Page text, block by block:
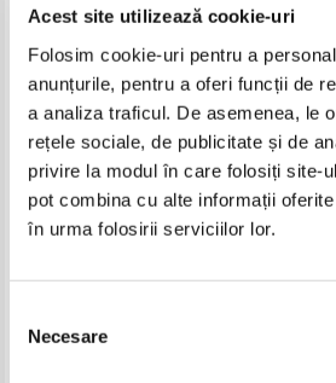
Acest site utilizează cookie-uri
Folosim cookie-uri pentru a
anunțurile, pentru a oferi funcții de
a analiza traficul. De asemenea, le
rețele sociale, de publicitate și de
privire la modul în care folosiți site-
pot combina cu alte informații
în urma folosirii serviciilor lor.
consimțământului
Necesare
Pret:18,00Lei 7,20 Lei
Adaugă în coș